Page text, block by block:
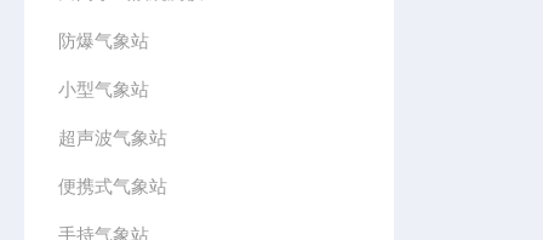
防爆气象站
小型气象站
超声波气象站
便携式气象站
手持气象站